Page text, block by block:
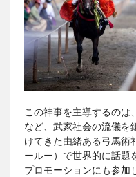
この神事を主導するのは
など、武家社会の流儀を
けてきた由緒ある弓馬術
ールー）で世界的に話題
プロモーションにも参加